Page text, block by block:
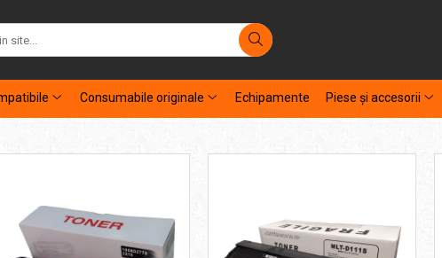
Consumabile originale Echipamente Piese şi accesorii